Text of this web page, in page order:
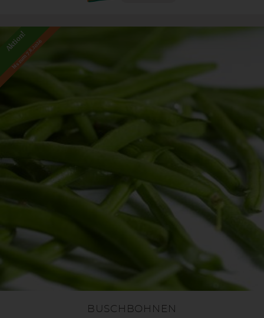
Aktion!
bis zum 7.8.2026
BUSCHBOHNEN